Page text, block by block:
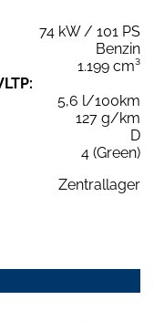
74 kW / 101 PS
Benzin
1.199 cm³
5,6 l/100km
127 g/km
D
4 (Green)
Zentrallager